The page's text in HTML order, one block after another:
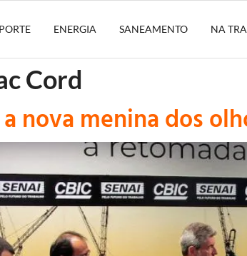
ENERGIA SANEAMENTO NA
Cord
nova menina dos